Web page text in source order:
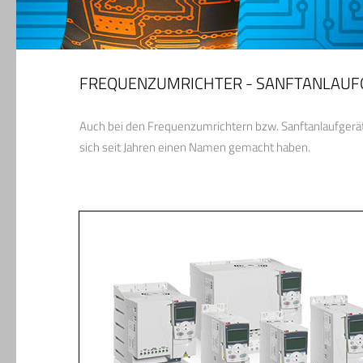
FREQUENZUMRICHTER -
Auch bei den Frequenzumrichtern bzw.
sich seit Jahren einen Namen gemacht haben.